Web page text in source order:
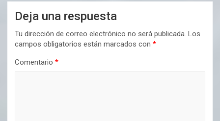
Deja una respuesta
Tu dirección de correo electrónico no será publicada. Los
campos obligatorios están marcados con *
Comentario *